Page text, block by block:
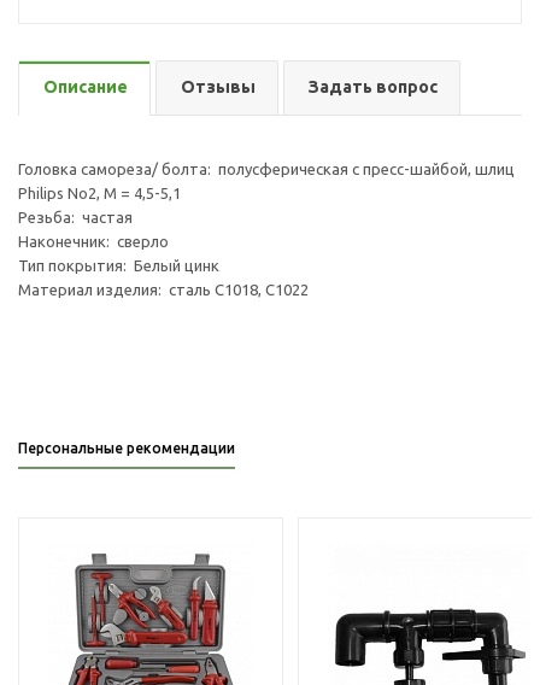
Описание Отзывы Задать вопрос
Головка самореза/ болта: полусферическая с пресс-шайбой, шлиц
Philips No2, M = 4,5-5,1
Резьба: частая
Наконечник: сверло
Тип покрытия: Белый цинк
Материал изделия: сталь C1018, C1022
Персональные рекомендации